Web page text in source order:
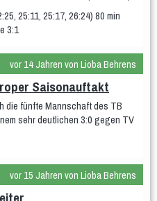
25:11, 25:17, 26:24) 80 min
3:1
vor 14 Jahren von Lioba Behrens
Saisonauftakt
die fünfte Mannschaft des TB
sehr deutlichen 3:0 gegen TV
vor 15 Jahren von Lioba Behrens